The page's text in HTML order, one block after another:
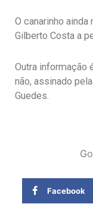
O canarinho
Gilberto Costa a
Outra informação
não, assinado
Guedes.
Facebook